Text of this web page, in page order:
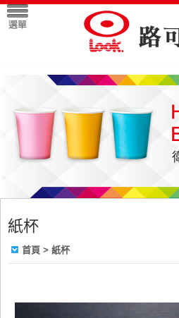
紙杯
首頁 > 紙杯